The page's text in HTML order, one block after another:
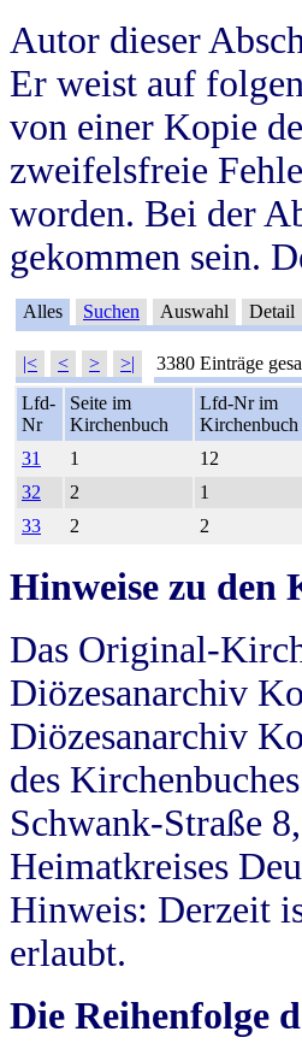
Autor dieser
Er weist auf
von einer Kopie
zweifelsfreie
worden. Bei der
gekommen sein.
Alles Suchen Auswahl Detail
|< < > >| 3380 Einträge
Lfd-
Nr
Seite im
Kirchenbuch
Lfd-Nr im
Kirchenbuch
31
1 12
32
2 1
33
2 2
Hinweise zu den
Das Original-
Diözesanarchiv
Diözesanarchiv
des
Schwank-Straße
Heimatkreises
Hinweis: Derzeit
erlaubt.
Die Reihenfolge